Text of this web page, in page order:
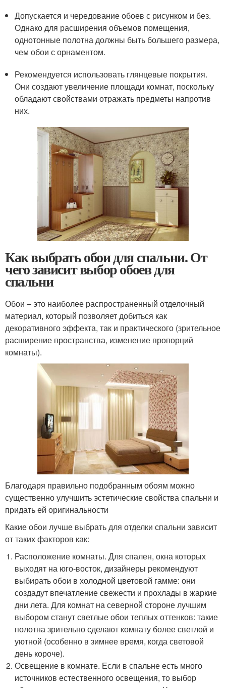
Допускается и чередование обоев с рисунком и без.
Однако для расширения объемов помещения,
однотонные полотна должны быть большего размера,
чем обои с орнаментом.
Рекомендуется использовать глянцевые покрытия.
Они создают увеличение площади комнат, поскольку
обладают свойствами отражать предметы напротив
них.
Как выбрать обои для спальни. От
чего зависит выбор обоев для
спальни
Обои – это наиболее распространенный отделочный
материал, который позволяет добиться как
декоративного эффекта, так и практического (зрительное
расширение пространства, изменение пропорций
комнаты).
Благодаря правильно подобранным обоям можно
существенно улучшить эстетические свойства спальни и
придать ей оригинальности
Какие обои лучше выбрать для отделки спальни зависит
от таких факторов как:
Расположение комнаты. Для спален, окна которых
выходят на юго-восток, дизайнеры рекомендуют
выбирать обои в холодной цветовой гамме: они
создадут впечатление свежести и прохлады в жаркие
дни лета. Для комнат на северной стороне лучшим
выбором станут светлые обои теплых оттенков: такие
полотна зрительно сделают комнату более светлой и
уютной (особенно в зимнее время, когда световой
день короче).
Освещение в комнате. Если в спальне есть много
источников естественного освещения, то выбор